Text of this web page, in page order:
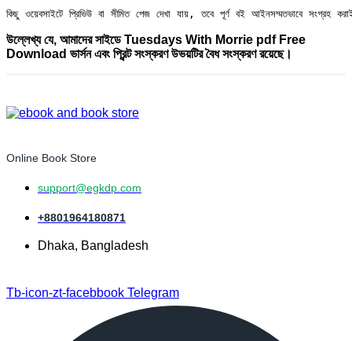
কিছু ওয়েবসাইটে প্রিভিউ বা সীমিত পেজ দেখা যায়, তবে পূর্ণ বই আইনসম্মতভাবে সংগ্রহ
উল্লেখ্য যে, আমাদের সাইডে Tuesdays With Morrie pdf Free
Download ভার্সন এবং প্রিন্ট সংস্করণ উভয়টির বৈধ সংস্করণ রয়েছে।
Online Book Store
support@egkdp.com
+8801964180871
Dhaka, Bangladesh
Tb-icon-zt-facebbook Telegram